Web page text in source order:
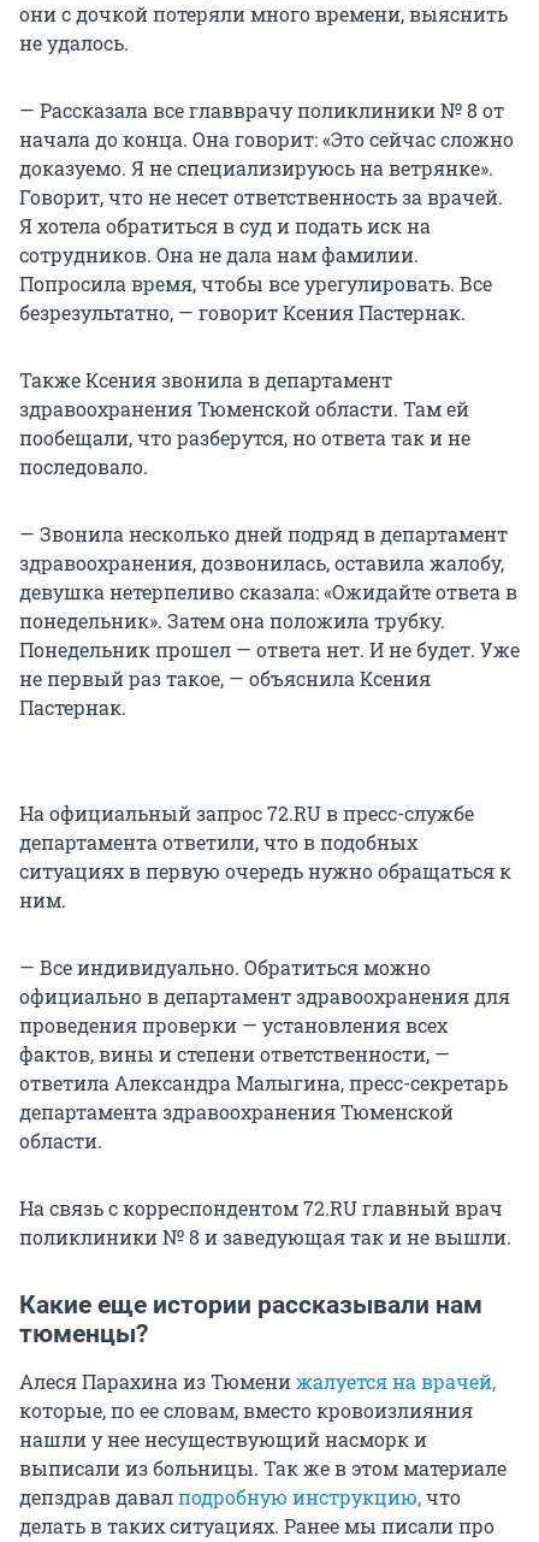
они с дочкой потеряли много времени, выяснить
не удалось.
— Рассказала все главврачу поликлиники № 8 от
начала до конца. Она говорит: «Это сейчас сложно
доказуемо. Я не специализируюсь на ветрянке».
Говорит, что не несет ответственность за врачей.
Я хотела обратиться в суд и подать иск на
сотрудников. Она не дала нам фамилии.
Попросила время, чтобы все урегулировать. Все
безрезультатно, — говорит Ксения Пастернак.
Также Ксения звонила в департамент
здравоохранения Тюменской области. Там ей
пообещали, что разберутся, но ответа так и не
последовало.
— Звонила несколько дней подряд в департамент
здравоохранения, дозвонилась, оставила жалобу,
девушка нетерпеливо сказала: «Ожидайте ответа в
понедельник». Затем она положила трубку.
Понедельник прошел — ответа нет. И не будет. Уже
не первый раз такое, — объяснила Ксения
Пастернак.
На официальный запрос 72.RU в пресс-службе
департамента ответили, что в подобных
ситуациях в первую очередь нужно обращаться к
ним.
— Все индивидуально. Обратиться можно
официально в департамент здравоохранения для
проведения проверки — установления всех
фактов, вины и степени ответственности, —
ответила Александра Малыгина, пресс-секретарь
департамента здравоохранения Тюменской
области.
На связь с корреспондентом 72.RU главный врач
поликлиники № 8 и заведующая так и не вышли.
Какие еще истории рассказывали нам
тюменцы?
Алеся Парахина из Тюменижалуется на врачей,
которые, по ее словам, вместо кровоизлияния
нашли у нее несуществующий насморк и
выписали из больницы. Так же в этом материале
депздрав давалподробную инструкцию,что
делать в таких ситуациях. Ранее мы писали про